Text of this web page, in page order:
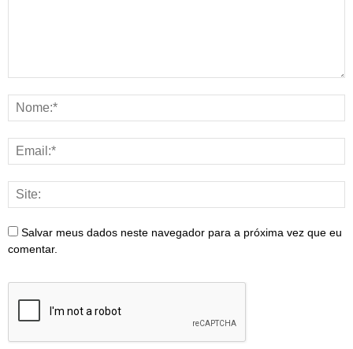
Salvar meus dados neste navegador para a próxima vez que eu
comentar.